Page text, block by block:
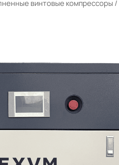
винтовые компрессоры /